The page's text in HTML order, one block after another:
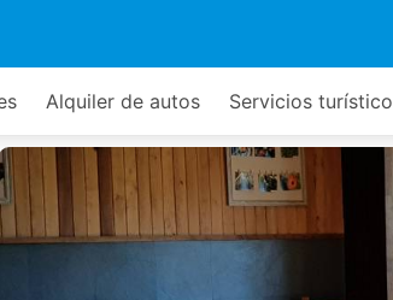
Alquiler de autos Servicios